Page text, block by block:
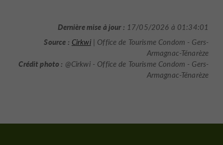
Dernière mise à jour : 17/05/2026 à 01:34:01
Source : Cirkwi| Office de Tourisme Condom - Gers-
Armagnac-Ténarèze
Crédit photo : @Cirkwi - Office de Tourisme Condom - Gers-
Armagnac-Ténarèze